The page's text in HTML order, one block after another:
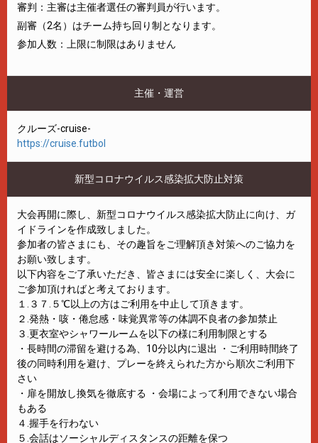
審判：主審は主催者選任の審判員が行います。
副審（2名）はチーム持ち回り制となります。
参加人数：上限に制限はありません
主催・運営
クルーズ-cruise-
https://cruise.futbol
新型コロナウイルス感染拡大防止対策
大会再開に際し、新型コロナウイルス感染拡大防止に向け、ガ
イドラインを作成致しました。
参加者の皆さまにも、その趣旨をご理解頂き対策へのご協力を
お願い致します。
以下内容をご了承いただき、皆さまには安全に楽しく、大会に
ご参加頂ければと考えております。
１.３７.５℃以上の方はご利用を中止して頂きます。
２.発熱・咳・倦怠感・味覚異常等の体調不良者の参加禁止
３.更衣室やシャワールームを以下の様に利用制限とする
・長時間の滞留を避ける為、10分以内に退出 ・ご利用時間終了
後の同時利用を避け、プレーを終えられた方から順次ご利用下
さい
・扉を開放し換気を徹底する ・会場によって利用できない場合
もある
４.握手を行わない
５.会話はソーシャルディスタンスの距離を保つ